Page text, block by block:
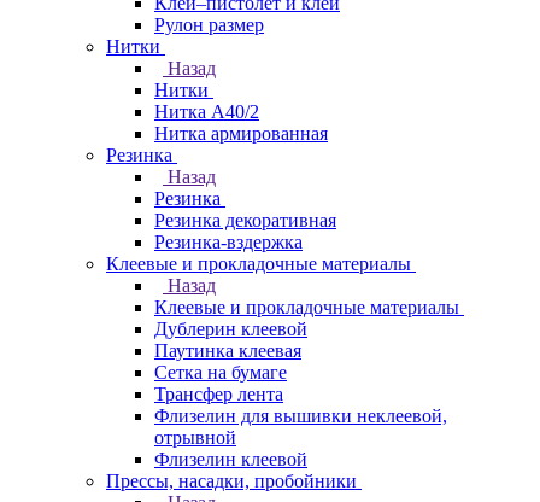
Рулон размер
Нитки
Назад
Нитки
Нитка А40/2
Нитка армированная
Резинка
Назад
Резинка
Резинка декоративная
Резинка-вздержка
Клеевые и прокладочные материалы
Назад
Клеевые и прокладочные материалы
Дублерин клеевой
Паутинка клеевая
Сетка на бумаге
Трансфер лента
Флизелин для вышивки неклеевой,
отрывной
Флизелин клеевой
Прессы, насадки, пробойники